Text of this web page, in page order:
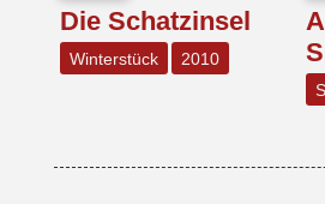
Die Schatzinsel
Winterstück 2010